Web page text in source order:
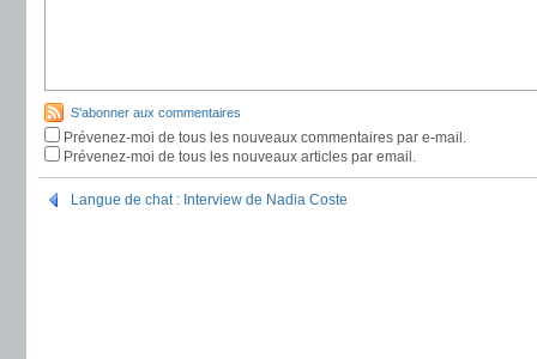
S'abonner aux commentaires
Prévenez-moi de tous les nouveaux commentaires par e-mail.
Prévenez-moi de tous les nouveaux articles par email.
Langue de chat : Interview de Nadia Coste